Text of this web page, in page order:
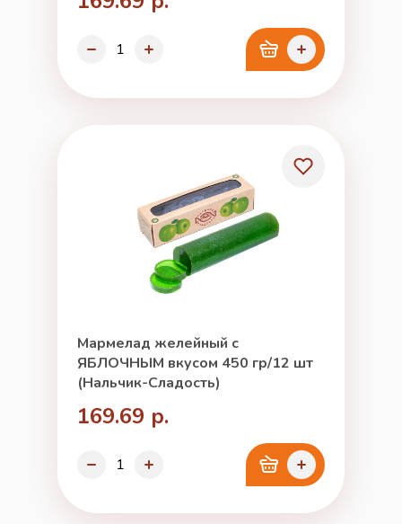
Мармелад желейный с
ЯБЛОЧНЫМ вкусом 450 гр/12 шт
(Нальчик-Сладость)
169.69 р.